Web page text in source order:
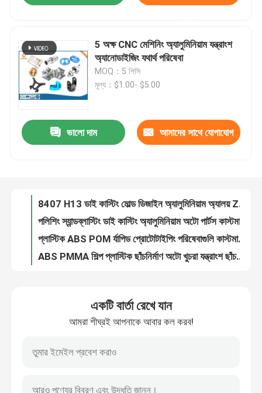
বাড়ি
পণ্য
আমাদের সম্পর্কে
মান নিয়ন্ত্রণ
আমাদের সাথে যোগাযোগ করুন
অ্যালুমিনিয়াম ডাই ঢালাই
ইভি খুচরা যন্ত্রাংশ
CNC মেশিনিং যন্ত্রাংশ
5 অক্ষ CNC মেশিনিং অ্যালুমিনিয়াম যন্ত্রাংশ
অ্যানোডাইজিং যথার্থ পরিষেবা
MOQ：5 পিসি
মূল্য：$1.00- $5.00
ভালো দাম আমাদের সাথে যোগাযোগEICC অ্যালুমিনিয়াম ডাই কাস্টিং মোল্ড কাস্টম হাউসহোল্ড ফেব্রিকেশন পরিষেবা
8407 H13 ডাই কাস্টিং মোল্ড ডিজাইন অ্যালুমিনিয়াম অ্যালয় Zl101 A356 ADC12
প্লাস্টিক ABS POM র্যাপিড প্রোটোটাইপিং পরিষেবাগুলি কাস্টমাইজড CNC মেশিন
ABS PMMA শিল্প প্লাস্টিক ছাঁচনির্মাণ অটো খুচরা যন্ত্রাংশ ছাঁচনির্মাণ প্রোটোটাইপ
একটি বার্তা রেখে যান
আমরা শীঘ্রই আপনাকে আবার কল করব!